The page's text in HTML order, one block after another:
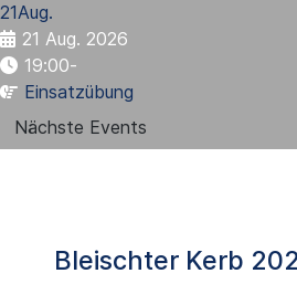
21Aug.
21 Aug. 2026
19:00-
Einsatzübung
Nächste Events
Bleischter Kerb